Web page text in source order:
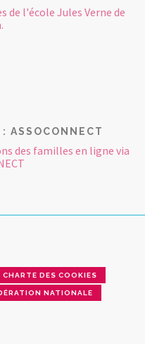
de l'école Jules Verne de
ASSOCONNECT
des familles en ligne via
CHARTE DES COOKIES
NATIONALE